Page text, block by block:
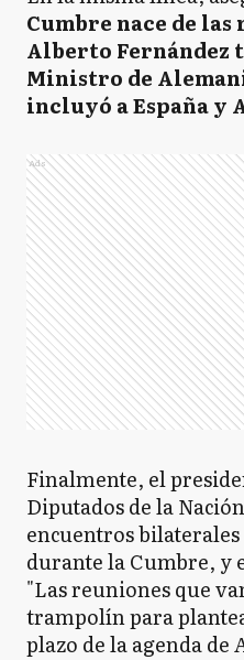
Cumbre nace de
Alberto Fernández
Ministro de
incluyó a España y
Ads
Finalmente, el
Diputados de la
encuentros
durante la Cumbre, y
"Las reuniones que
trampolín para
plazo de la agenda de